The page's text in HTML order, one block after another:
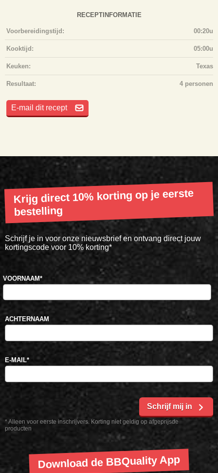
RECEPTINFORMATIE
Voorbereidingstijd: 00:20u
Kooktijd: 05:00u
Keuken: Texas
Resultaat: 4 personen
E-mail dit recept
Krijg direct 10% korting op je eerste
bestelling
Schrijf je in voor onze nieuwsbrief en ontvang direct jouw
kortingscode voor 10% korting*
* Alleen voor eerste inschrijvers. Korting niet geldig op afgeprijsde
producten
VOORNAAM*
ACHTERNAAM
E-MAIL*
Schrijf mij in
Download de BBQuality App